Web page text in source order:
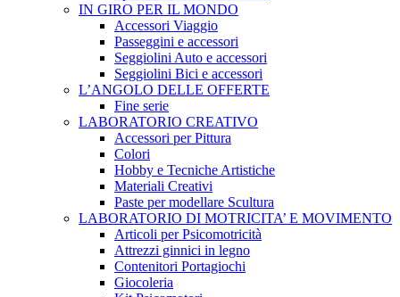
IN GIRO PER IL MONDO
Accessori Viaggio
Passeggini e accessori
Seggiolini Auto e accessori
Seggiolini Bici e accessori
L’ANGOLO DELLE OFFERTE
Fine serie
LABORATORIO CREATIVO
Accessori per Pittura
Colori
Hobby e Tecniche Artistiche
Materiali Creativi
Paste per modellare Scultura
LABORATORIO DI MOTRICITA’ E MOVIMENTO
Articoli per Psicomotricità
Attrezzi ginnici in legno
Contenitori Portagiochi
Giocoleria